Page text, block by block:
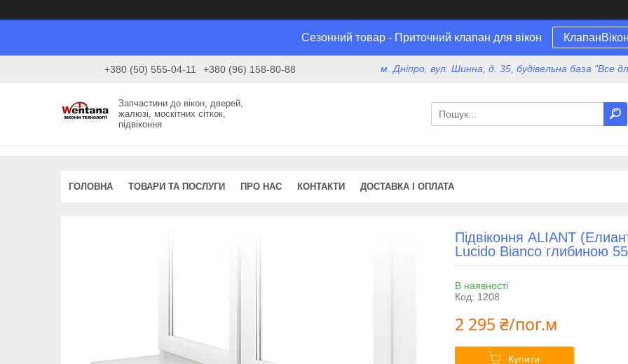
Сезонний товар - Приточний клапан для вікон КлапанВікон
+380 (50) 555-04-11 +380 (96) 158-80-88 м. Дніпро, вул. Шинна, д. 35, будівельна база "Все
Запчастини до вікон, дверей,
жалюзі, москітних сіткок,
підвіконня
ГОЛОВНА ТОВАРИ ТА ПОСЛУГИ ПРО НАС КОНТАКТИ ДОСТАВКА І ОПЛАТА
Підвіконня ALIANT
Lucido Bianco глибиною
В наявності
Код: 1208
2 295 ₴/пог.м
Купити